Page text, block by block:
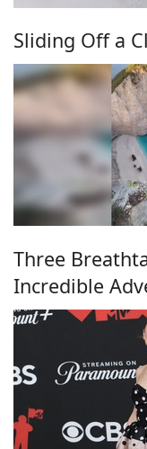
Sliding Off a
Three
Incredible